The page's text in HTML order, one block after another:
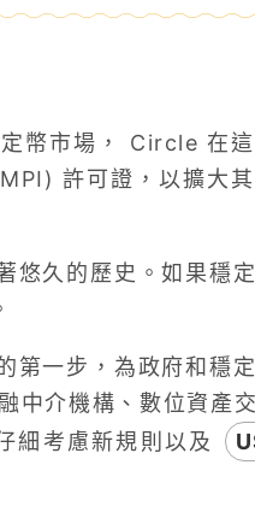
幣市場， Circle 在
許可證，以擴大
悠久的歷史。如果穩
第一步，為政府和穩
中介機構、數位資產
細考慮新規則以及